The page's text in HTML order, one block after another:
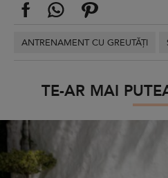
ANTRENAMENT CU GREUTĂȚI
TE-AR MAI